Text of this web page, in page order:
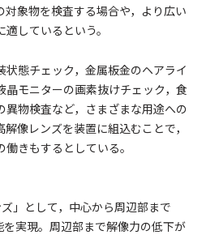
対象物を検査する場合や，より広い
しているという。
態チェック，金属板金のヘアライ
晶モニターの画素抜けチェック，食
物検査など，さまざまな用途への
像レンズを装置に組込むことで，
きもするとしている。
」として，中心から周辺部まで
実現。周辺部まで解像力の低下が